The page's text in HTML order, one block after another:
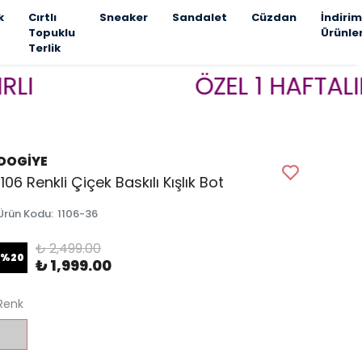
Cırtlı
Topuklu
Terlik
Sneaker Sandalet Cüzdan
ÖZEL 1 HAFTALIK
Renkli Çiçek Baskılı Kışlık Bot
Kodu: 1106-36
%20 ₺ 2,499.00
₺ 1,999.00